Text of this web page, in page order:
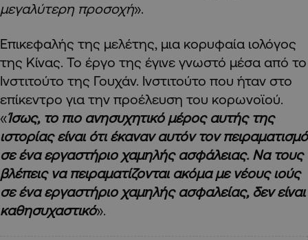
μεγαλύτερη προσοχή».
Επικεφαλής της μελέτης, μια κορυφαία ιολόγος
της Κίνας. Το έργο της έγινε γνωστό μέσα από το
Ινστιτούτο της Γουχάν. Ινστιτούτο που ήταν στο
επίκεντρο για την προέλευση του κορωνοϊού.
«Ίσως, το πιο ανησυχητικό μέρος αυτής της
ιστορίας είναι ότι έκαναν αυτόν τον πειραματισμό
σε ένα εργαστήριο χαμηλής ασφάλειας. Να τους
βλέπεις να πειραματίζονται ακόμα με νέους ιούς
σε ένα εργαστήριο χαμηλής ασφαλείας, δεν είναι
καθησυχαστικό».